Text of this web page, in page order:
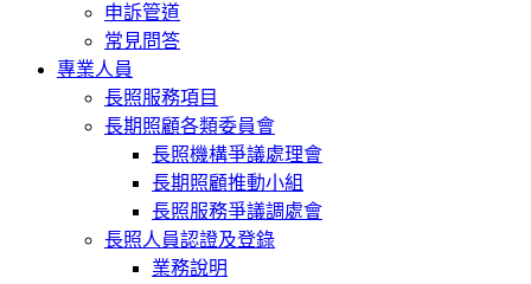
申訴管道
常見問答
專業人員
長照服務項目
長期照顧各類委員會
長照機構爭議處理會
長期照顧推動小組
長照服務爭議調處會
長照人員認證及登錄
業務說明